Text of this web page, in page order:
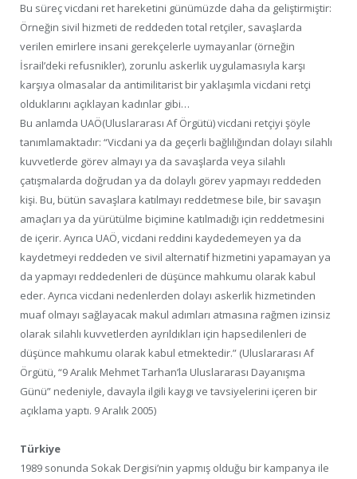
Bu süreç vicdani ret hareketini günümüzde daha da geliştirmiştir:
Örneğin sivil hizmeti de reddeden total retçiler, savaşlarda
verilen emirlere insani gerekçelerle uymayanlar (örneğin
İsrail’deki refusnikler), zorunlu askerlik uygulamasıyla karşı
karşıya olmasalar da antimilitarist bir yaklaşımla vicdani retçi
olduklarını açıklayan kadınlar gibi…
Bu anlamda UAÖ(Uluslararası Af Örgütü) vicdani retçiyi şöyle
tanımlamaktadır: “Vicdani ya da geçerli bağlılığından dolayı silahlı
kuvvetlerde görev almayı ya da savaşlarda veya silahlı
çatışmalarda doğrudan ya da dolaylı görev yapmayı reddeden
kişi. Bu, bütün savaşlara katılmayı reddetmese bile, bir savaşın
amaçları ya da yürütülme biçimine katılmadığı için reddetmesini
de içerir. Ayrıca UAÖ, vicdani reddini kaydedemeyen ya da
kaydetmeyi reddeden ve sivil alternatif hizmetini yapamayan ya
da yapmayı reddedenleri de düşünce mahkumu olarak kabul
eder. Ayrıca vicdani nedenlerden dolayı askerlik hizmetinden
muaf olmayı sağlayacak makul adımları atmasına rağmen izinsiz
olarak silahlı kuvvetlerden ayrıldıkları için hapsedilenleri de
düşünce mahkumu olarak kabul etmektedir.” (Uluslararası Af
Örgütü, “9 Aralık Mehmet Tarhan’la Uluslararası Dayanışma
Günü” nedeniyle, davayla ilgili kaygı ve tavsiyelerini içeren bir
açıklama yaptı. 9 Aralık 2005)
Türkiye
1989 sonunda Sokak Dergisi’nin yapmış olduğu bir kampanya ile